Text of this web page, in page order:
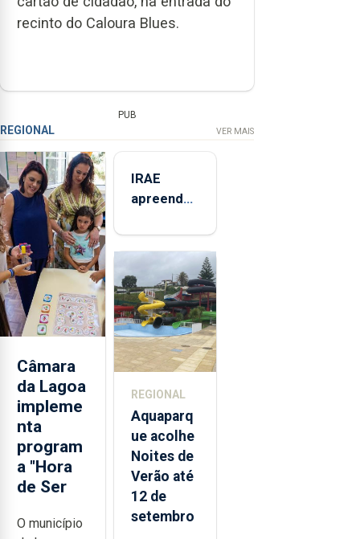
recinto do Caloura Blues.
PUB
REGIONAL VER MAIS
Câmara
da Lagoa
impleme
nta
program
a "Hora
de Ser
O município
IRAE
apreendeu
toneladas
de
alimentos
entre
2021 e
2025 nos
Açores
REGIONAL
Aquaparq
ue acolhe
Noites de
Verão até
12 de
setembro